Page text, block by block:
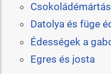
Datolya és füge
Édességek a
Egres és josta